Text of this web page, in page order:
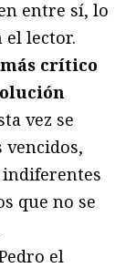
entre sí, lo
el lector.
crítico
vez se
vencidos,
que no se
el